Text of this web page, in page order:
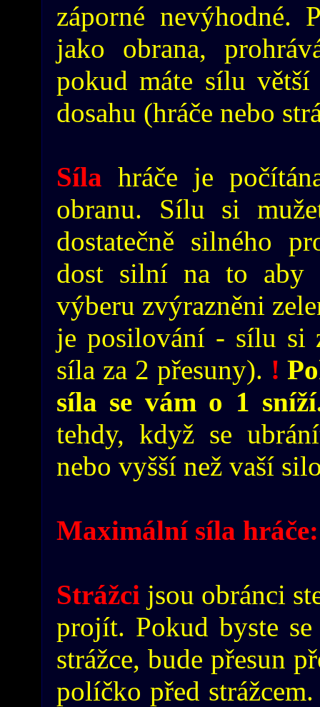
záporné nevýhodné.
jako obrana,
pokud máte sílu
dosahu (hráče nebo
Síla hráče je
obranu. Sílu si
dostatečně silného
dost silní na to aby
výberu zvýrazněni
je posilování - sílu si
síla za 2 přesuny). !
síla se vám o 1
tehdy, když se
nebo vyšší než vaší
Maximální síla hráče:
Strážci jsou obránci
projít. Pokud byste
strážce, bude přesun
políčko před